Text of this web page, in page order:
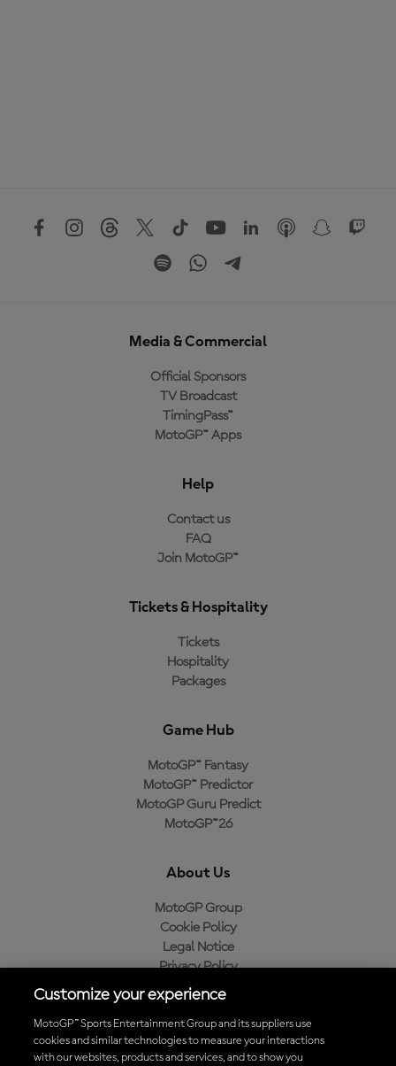
Media & Commercial
Official Sponsors
TV Broadcast
TimingPass™
MotoGP™ Apps
Help
Contact us
FAQ
Join MotoGP™
Tickets & Hospitality
Tickets
Hospitality
Packages
Game Hub
MotoGP™ Fantasy
MotoGP™ Predictor
MotoGP Guru Predict
MotoGP™26
About Us
MotoGP Group
Cookie Policy
Legal Notice
Privacy Policy
Purchase Policy
Baixe o aplicativo oficial da MotoGP™
Customize your experience
MotoGP™ Sports Entertainment Group and its suppliers use
cookies and similar technologies to measure your interactions
with our websites, products and services, and to show you